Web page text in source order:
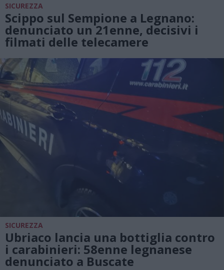
SICUREZZA
Scippo sul Sempione a Legnano:
denunciato un 21enne, decisivi i
filmati delle telecamere
SICUREZZA
Ubriaco lancia una bottiglia contro
i carabinieri: 58enne legnanese
denunciato a Buscate